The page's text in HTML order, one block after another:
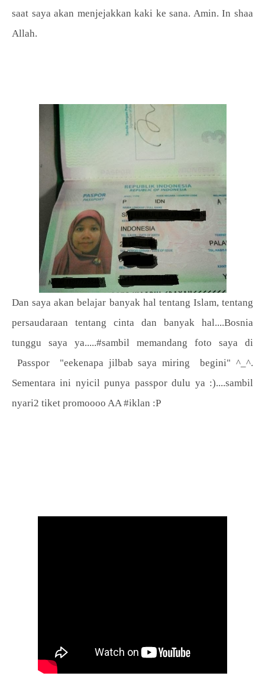
saat saya akan menjejakkan kaki ke sana. Amin. In shaa
Allah.
Dan saya akan belajar banyak hal tentang Islam, tentang
persaudaraan tentang cinta dan banyak hal....Bosnia
tunggu saya ya.....#sambil memandang foto saya di
Passpor "eekenapa jilbab saya miring begini" ^_^.
Sementara ini nyicil punya passpor dulu ya :)....sambil
nyari2 tiket promoooo AA #iklan :P